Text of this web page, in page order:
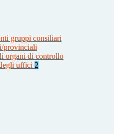
gruppi consiliari
provinciali
organi di controllo
uffici 2